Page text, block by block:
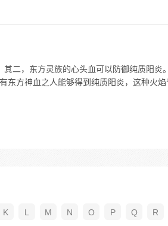
二，东方灵族的心头血可以防御纯质阳炎。
东方神血之人能够得到纯质阳炎，这种火焰
K L M N O P Q R